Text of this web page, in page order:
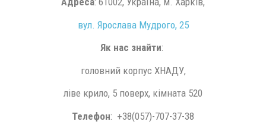
вул. Ярослава Мудрого, 25
Як нас знайти:
головний корпус ХНАДУ,
ліве крило, 5 поверх, кімната 520
Телефон: +38(057)-707-37-38